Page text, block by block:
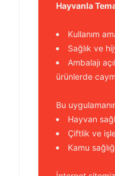
Hayvanla
Kullanım
Sağlık ve
Ambalajı
ürünlerde
Bu
Hayvan
Çiftlik ve
Kamu